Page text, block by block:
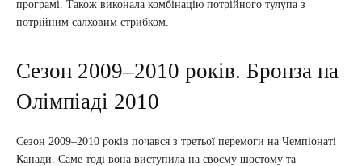
програмі. Також виконала комбінацію потрійного тулупа з
потрійним салховим стрибком.
Сезон 2009–2010 років. Бронза на
Олімпіаді 2010
Сезон 2009–2010 років почався з третьої перемоги на Чемпіонаті
Канади. Саме тоді вона виступила на своєму шостому та